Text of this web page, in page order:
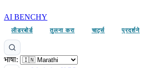
AI BENCHY
लीडरबोर्ड तुलना करा चार्ट्स प्रदर्शने
भाषा: